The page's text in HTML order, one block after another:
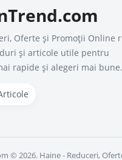
Oferte şi Promoţii Online
și articole utile pentru
rapide și alegeri mai bune.
© 2026. Haine - Reduceri,